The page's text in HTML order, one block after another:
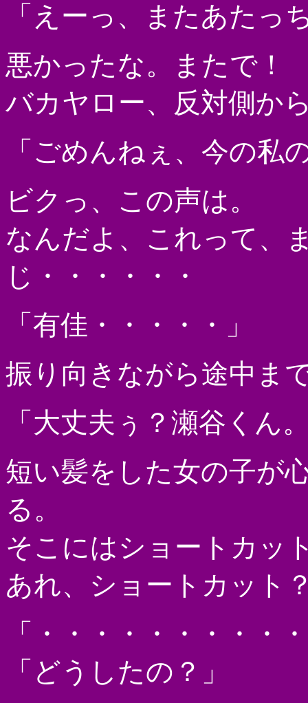
「えーっ、またあたっ
悪かったな。またで！
バカヤロー、反対側か
「ごめんねぇ、今の私
ビクっ、この声は。
なんだよ、これって、
じ・・・・・・
「有佳・・・・・」
振り向きながら途中ま
「大丈夫ぅ？瀬谷くん
短い髪をした女の子が
る。
そこにはショートカッ
あれ、ショートカット
「・・・・・・・・・
「どうしたの？」